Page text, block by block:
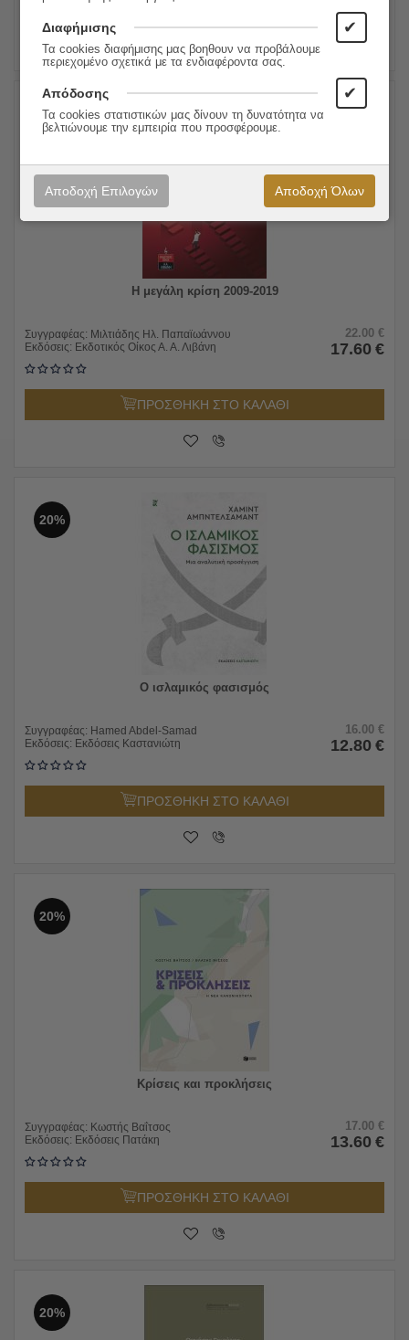
20%
Η μεγάλη κρίση 2009-2019
Συγγραφέας: Μιλτιάδης Ηλ. Παπαϊωάννου
Εκδόσεις: Εκδοτικός Οίκος Α. Α. Λιβάνη
22.00 €
17.60 €
ΠΡΟΣΘΗΚΗ ΣΤΟ ΚΑΛΑΘΙ
20%
Ο ισλαμικός φασισμός
Συγγραφέας: Hamed Abdel-Samad
Εκδόσεις: Εκδόσεις Καστανιώτη
16.00 €
12.80 €
ΠΡΟΣΘΗΚΗ ΣΤΟ ΚΑΛΑΘΙ
20%
Κρίσεις και προκλήσεις
Συγγραφέας: Κωστής Βαΐτσος
Εκδόσεις: Εκδόσεις Πατάκη
17.00 €
13.60 €
ΠΡΟΣΘΗΚΗ ΣΤΟ ΚΑΛΑΘΙ
20%
Διαφήμισης ✔
Τα cookies διαφήμισης μας βοηθουν να προβάλουμε
περιεχομένο σχετικά με τα ενδιαφέροντα σας.
Απόδοσης ✔
Τα cookies στατιστικών μας δίνουν τη δυνατότητα να
βελτιώνουμε την εμπειρία που προσφέρουμε.
Αποδοχή Επιλογών Αποδοχή Όλων